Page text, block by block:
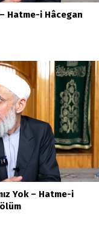
Hatme-i Hâcegan
Yok – Hatme-i